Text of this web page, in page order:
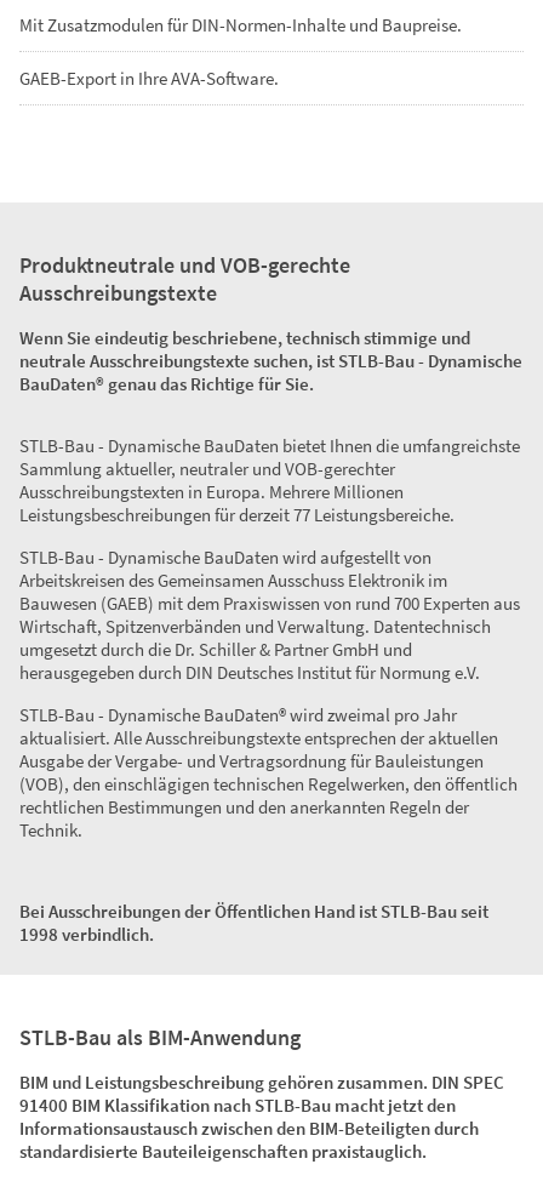
Mit Zusatzmodulen für DIN-Normen-Inhalte und Baupreise.
GAEB-Export in Ihre AVA-Software.
Produktneutrale und VOB-gerechte
Ausschreibungstexte
Wenn Sie eindeutig beschriebene, technisch stimmige und
neutrale Ausschreibungstexte suchen, ist STLB-Bau - Dynamische
BauDaten® genau das Richtige für Sie.
STLB-Bau - Dynamische BauDaten bietet Ihnen die umfangreichste
Sammlung aktueller, neutraler und VOB-gerechter
Ausschreibungstexten in Europa. Mehrere Millionen
Leistungsbeschreibungen für derzeit 77 Leistungsbereiche.
STLB-Bau - Dynamische BauDaten wird aufgestellt von
Arbeitskreisen des Gemeinsamen Ausschuss Elektronik im
Bauwesen (GAEB) mit dem Praxiswissen von rund 700 Experten aus
Wirtschaft, Spitzenverbänden und Verwaltung. Datentechnisch
umgesetzt durch die Dr. Schiller & Partner GmbH und
herausgegeben durch DIN Deutsches Institut für Normung e.V.
STLB-Bau - Dynamische BauDaten® wird zweimal pro Jahr
aktualisiert. Alle Ausschreibungstexte entsprechen der aktuellen
Ausgabe der Vergabe- und Vertragsordnung für Bauleistungen
(VOB), den einschlägigen technischen Regelwerken, den öffentlich
rechtlichen Bestimmungen und den anerkannten Regeln der
Technik.
Bei Ausschreibungen der Öffentlichen Hand ist STLB-Bau seit
1998 verbindlich.
STLB-Bau als BIM-Anwendung
BIM und Leistungsbeschreibung gehören zusammen. DIN SPEC
91400 BIM Klassifikation nach STLB-Bau macht jetzt den
Informationsaustausch zwischen den BIM-Beteiligten durch
standardisierte Bauteileigenschaften praxistauglich.